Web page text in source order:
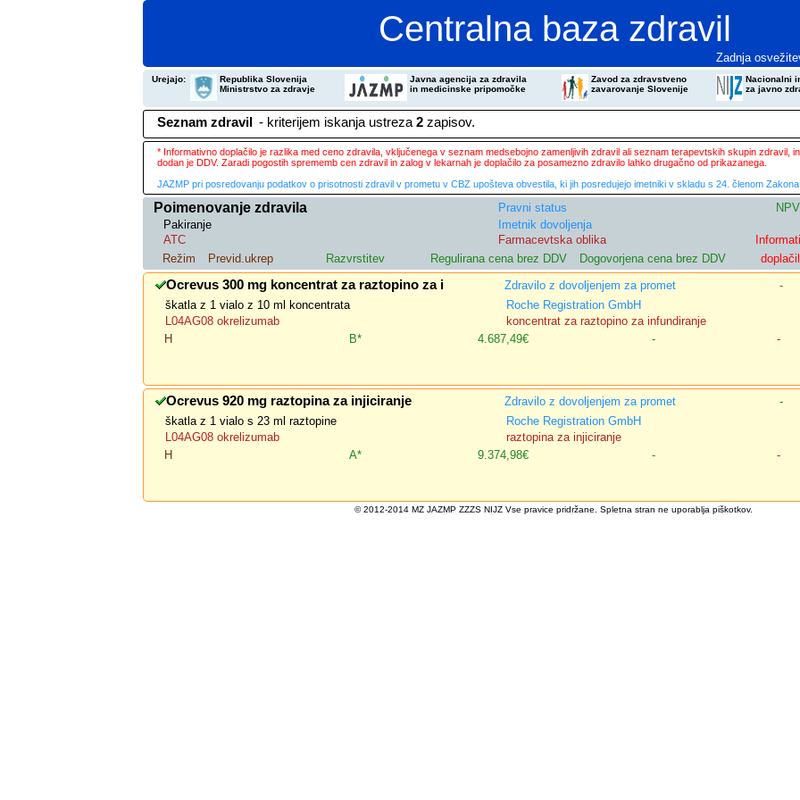
Centralna baza zdravil
Zadnja
Urejajo:
Republika Slovenija
Ministrstvo za zdravje
Javna agencija za zdravila
in medicinske pripomočke
Zavod za zdravstveno
zavarovanje Slovenije
Nacionalni
za javno
Seznam zdravil - kriterijem iskanja ustreza 2 zapisov.
* Informativno doplačilo je razlika med ceno zdravila, vključenega v seznam medsebojno zamenljivih zdravil ali seznam terapevtskih skupin zdravil,
dodan je DDV. Zaradi pogostih sprememb cen zdravil in zalog v lekarnah je doplačilo za posamezno zdravilo lahko drugačno od prikazanega.
JAZMP pri posredovanju podatkov o prisotnosti zdravil v prometu v CBZ upošteva obvestila, ki jih posredujejo imetniki v skladu s 24. členom Zakona
Poimenovanje zdravila Pravni status NPV
Pakiranje
Imetnik dovoljenja
ATC
Farmacevtska oblika
Režim
Previd.ukrep Razvrstitev Regulirana cena brez DDV Dogovorjena cena brez DDV
Ocrevus 300 mg koncentrat za raztopino za i Zdravilo z dovoljenjem za promet -
škatla z 1 vialo z 10 ml koncentrata
Roche Registration GmbH
L04AG08 okrelizumab
koncentrat za raztopino za infundiranje
H
B* 4.687,49€ - -
Ocrevus 920 mg raztopina za injiciranje Zdravilo z dovoljenjem za promet -
škatla z 1 vialo s 23 ml raztopine
Roche Registration GmbH
L04AG08 okrelizumab
raztopina za injiciranje
H
A* 9.374,98€ - -
© 2012-2014 MZ JAZMP ZZZS NIJZ Vse pravice pridržane. Spletna stran ne uporablja piškotkov.